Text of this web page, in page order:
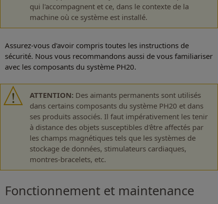
qui l'accompagnent et ce, dans le contexte de la
machine où ce système est installé.
Assurez-vous d'avoir compris toutes les instructions de
sécurité. Nous vous recommandons aussi de vous familiariser
avec les composants du système PH20.
ATTENTION: Des aimants permanents sont utilisés
dans certains composants du système PH20 et dans
ses produits associés. Il faut impérativement les tenir
à distance des objets susceptibles d'être affectés par
les champs magnétiques tels que les systèmes de
stockage de données, stimulateurs cardiaques,
montres-bracelets, etc.
Fonctionnement et maintenance